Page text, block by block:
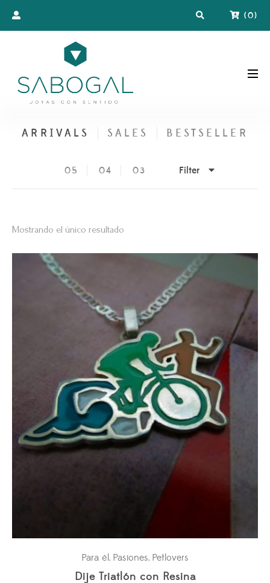
(0)
ARRIVALS SALES BESTSELLER
05 04 03 Filter
Mostrando el único resultado
Para él, Pasiones, Petlovers
Dije Triatlón con Resina